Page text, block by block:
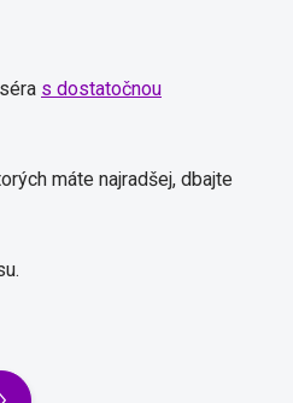
s dostatočnou
máte najradšej, dbajte